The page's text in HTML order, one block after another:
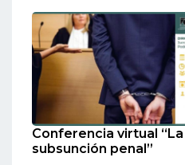
Conferencia virtual
subsunción penal”